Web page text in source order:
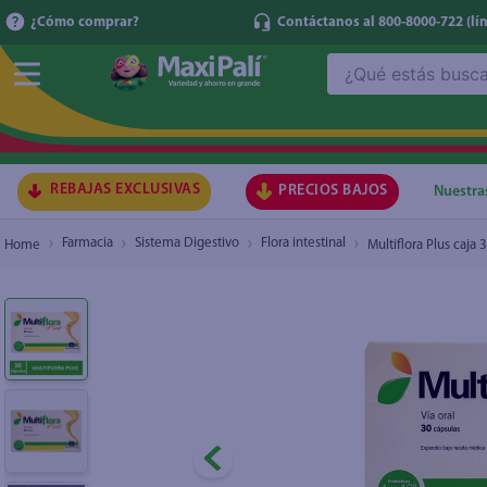
¿Cómo comprar? Contáctanos al 800-8000-722
REBAJAS EXCLUSIVAS PRECIOS BAJOS
Farmacia Sistema Digestivo Flora intestinal Multiflora Plus caja
Multiflora Plus caja 30 cápsulas - Precio
1.
2.
6.
7.
8.
9.
atun